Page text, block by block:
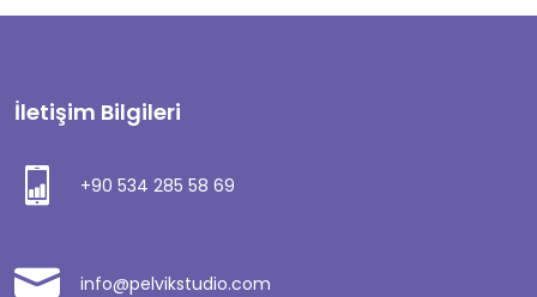
İletişim Bilgileri
+90 534 285 58 69
info@pelvikstudio.com